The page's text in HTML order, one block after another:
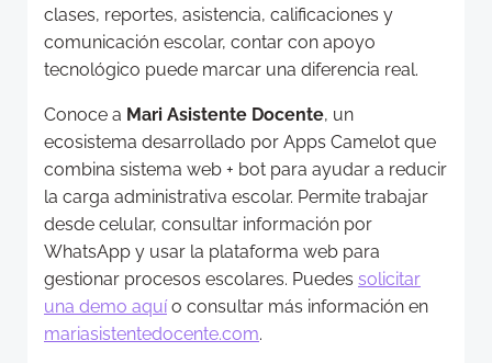
clases, reportes, asistencia, calificaciones y
comunicación escolar, contar con apoyo
tecnológico puede marcar una diferencia real.
Conoce a Mari Asistente Docente, un
ecosistema desarrollado por Apps Camelot que
combina sistema web + bot para ayudar a reducir
la carga administrativa escolar. Permite trabajar
desde celular, consultar información por
WhatsApp y usar la plataforma web para
gestionar procesos escolares. Puedes solicitar
una demo aquío consultar más información en
mariasistentedocente.com.